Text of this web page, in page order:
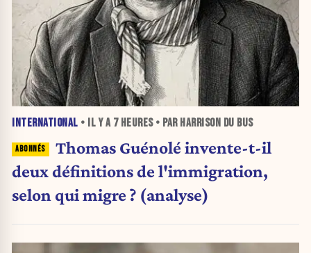
INTERNATIONAL • IL Y A 7 HEURES• PAR HARRISON DU BUS
Thomas Guénolé invente-t-il
deux définitions de l'immigration,
selon qui migre ? (analyse)